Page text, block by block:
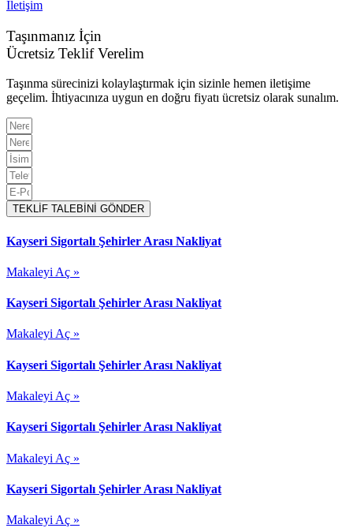
İletişim
Taşınmanız İçin
Ücretsiz Teklif Verelim
Taşınma sürecinizi kolaylaştırmak için sizinle hemen iletişime
geçelim. İhtiyacınıza uygun en doğru fiyatı ücretsiz olarak sunalım.
TEKLİF TALEBİNİ GÖNDER
Kayseri Sigortalı Şehirler Arası Nakliyat
Makaleyi Aç »
Kayseri Sigortalı Şehirler Arası Nakliyat
Makaleyi Aç »
Kayseri Sigortalı Şehirler Arası Nakliyat
Makaleyi Aç »
Kayseri Sigortalı Şehirler Arası Nakliyat
Makaleyi Aç »
Kayseri Sigortalı Şehirler Arası Nakliyat
Makaleyi Aç »